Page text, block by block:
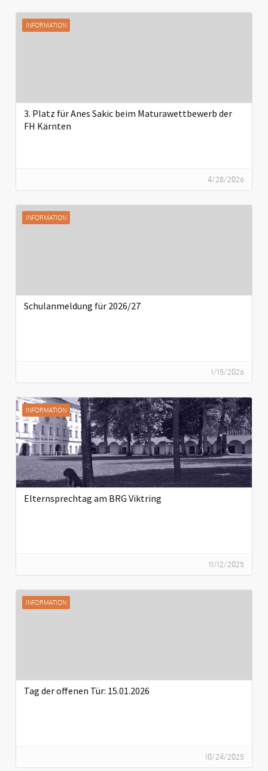
INFORMATION
3. Platz für Anes Sakic beim Maturawettbewerb der
FH Kärnten
4/28/2026
INFORMATION
Schulanmeldung für 2026/27
1/15/2026
INFORMATION
Elternsprechtag am BRG Viktring
11/12/2025
INFORMATION
Tag der offenen Tür: 15.01.2026
10/24/2025